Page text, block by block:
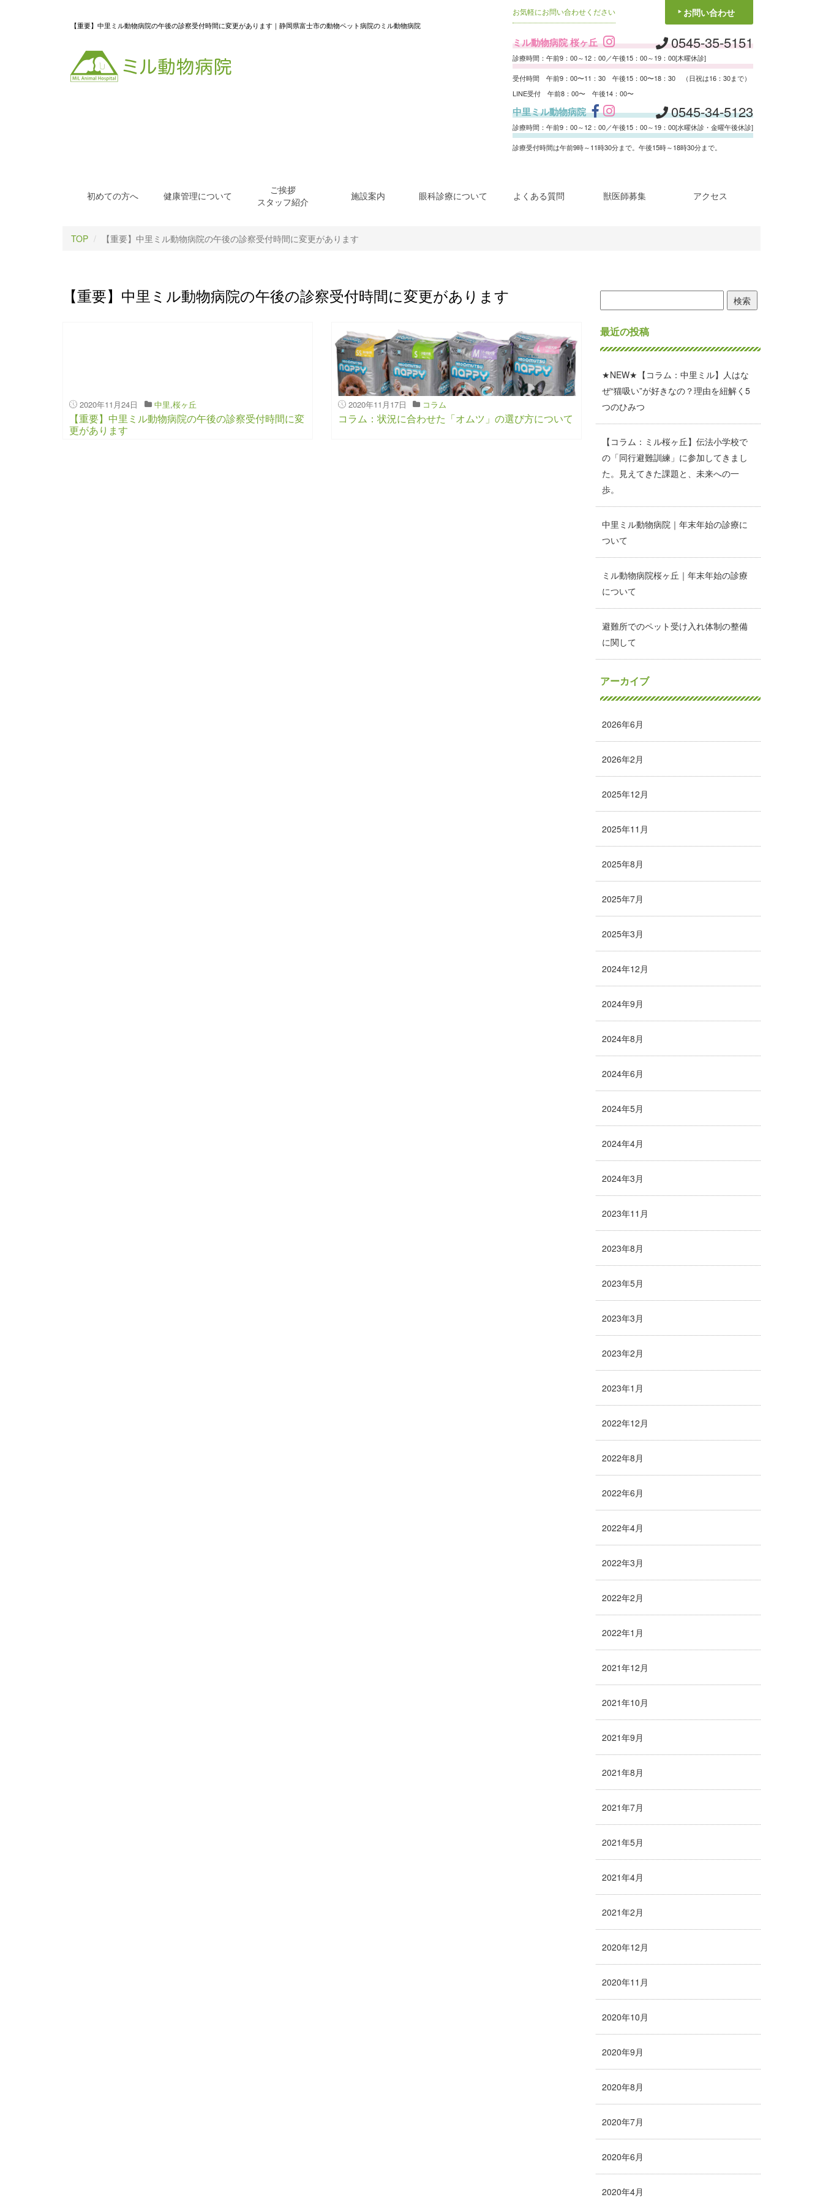
【重要】中里ミル動物病院の午後の診察受付時間に変更があります｜静岡県富士市の動物ペット病院のミル動物病院
お気軽にお問い合わせください お問い合わせ
ミル動物病院 桜ヶ丘 0545-35-5151
診療時間：午前9：00～12：00／午後15：00～19：00[木曜休診]
受付時間 午前9：00〜11：30 午後15：00〜18：30 （日祝は16：30まで）
LINE受付 午前8：00〜 午後14：00〜
中里ミル動物病院 0545-34-5123
診療時間：午前9：00～12：00／午後15：00～19：00[水曜休診・金曜午後休診]
診療受付時間は午前9時～11時30分まで。午後15時～18時30分まで。
初めての方へ 健康管理について
ご挨拶
スタッフ紹介
施設案内 眼科診療について よくある質問 獣医師募集 アクセス
TOP 【重要】中里ミル動物病院の午後の診察受付時間に変更があります
【重要】中里ミル動物病院の午後の診察受付時間に変更があります
2020年11月24日 中里,桜ヶ丘
【重要】中里ミル動物病院の午後の診察受付時間に変
更があります
2020年11月17日 コラム
コラム：状況に合わせた「オムツ」の選び方について
検
索:
最近の投稿
★NEW★【コラム：中里ミル】人はな
ぜ“猫吸い”が好きなの？理由を紐解く5
つのひみつ
【コラム：ミル桜ヶ丘】伝法小学校で
の「同行避難訓練」に参加してきまし
た。見えてきた課題と、未来への一
歩。
中里ミル動物病院｜年末年始の診療に
ついて
ミル動物病院桜ヶ丘｜年末年始の診療
について
避難所でのペット受け入れ体制の整備
に関して
アーカイブ
2026年6月
2026年2月
2025年12月
2025年11月
2025年8月
2025年7月
2025年3月
2024年12月
2024年9月
2024年8月
2024年6月
2024年5月
2024年4月
2024年3月
2023年11月
2023年8月
2023年5月
2023年3月
2023年2月
2023年1月
2022年12月
2022年8月
2022年6月
2022年4月
2022年3月
2022年2月
2022年1月
2021年12月
2021年10月
2021年9月
2021年8月
2021年7月
2021年5月
2021年4月
2021年2月
2020年12月
2020年11月
2020年10月
2020年9月
2020年8月
2020年7月
2020年6月
2020年4月